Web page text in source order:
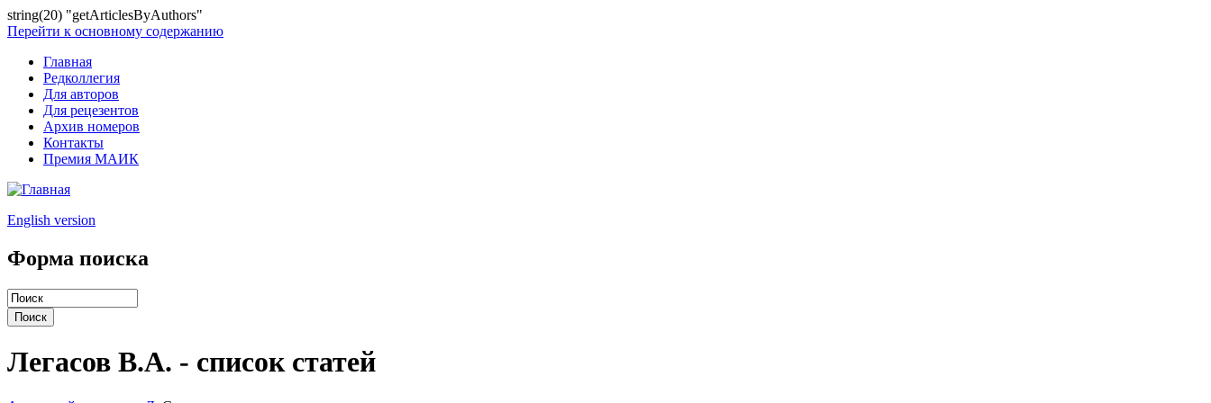
string(20) "getArticlesByAuthors"
Перейти к основному содержанию
Главная
Редколлегия
Для авторов
Для рецезентов
Архив номеров
Контакты
Премия МАИК
English version
Форма поиска
Легасов В.А. - список статей